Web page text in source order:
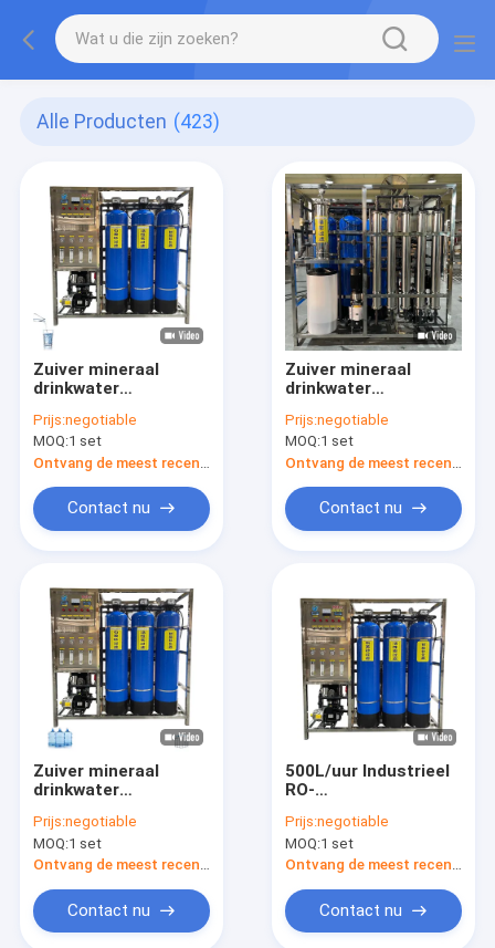
Alle Producten (423)
Zuiver mineraal
drinkwater
Waterfiltratie Filter
RO-systeem
Waterzuivering
Prijs:negotiable
MOQ:1 set
Contact nu
Zuiver mineraal
drinkwater
Waterfiltratie Filter
RO-systeem
Waterzuivering
Prijs:negotiable
MOQ:1 set
Contact nu
Zuiver mineraal
drinkwater
Waterfiltratie Filter
RO-systeem
Waterzuivering
Prijs:negotiable
MOQ:1 set
Contact nu
500L/uur Industrieel
RO-
machine omgekeerde
osmose systemen
voor drinkwater
Prijs:negotiable
MOQ:1 set
Contact nu